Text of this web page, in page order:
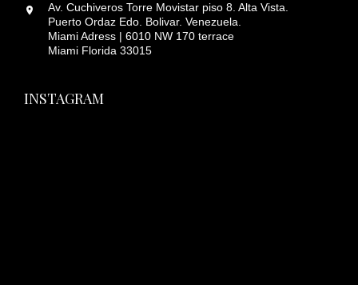
Av. Cuchiveros Torre Movistar piso 8. Alta Vista.
Puerto Ordaz Edo. Bolivar. Venezuela.
Miami Adress | 6010 NW 170 terrace
Miami Florida 33015
INSTAGRAM